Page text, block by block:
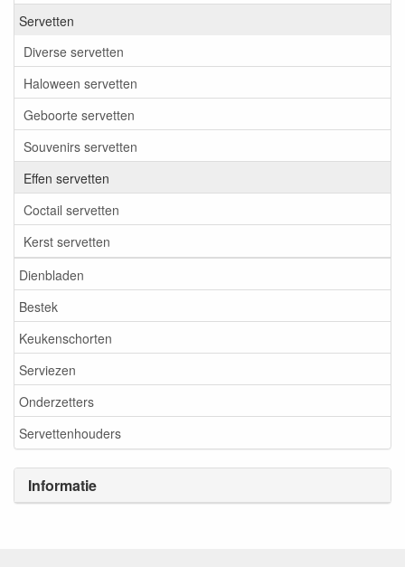
Servetten
Diverse servetten
Haloween servetten
Geboorte servetten
Souvenirs servetten
Effen servetten
Coctail servetten
Kerst servetten
Dienbladen
Bestek
Keukenschorten
Serviezen
Onderzetters
Servettenhouders
Informatie